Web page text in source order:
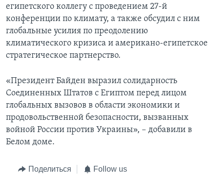
египетского коллегу с проведением 27-й
конференции по климату, а также обсудил с ним
глобальные усилия по преодолению
климатического кризиса и американо-египетское
стратегическое партнерство.
«Президент Байден выразил солидарность
Соединенных Штатов с Египтом перед лицом
глобальных вызовов в области экономики и
продовольственной безопасности, вызванных
войной России против Украины», – добавили в
Белом доме.
Поделиться Follow us